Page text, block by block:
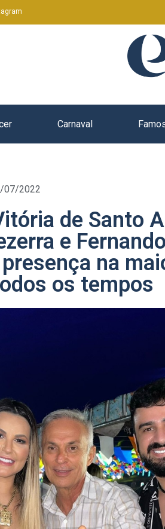
Carnaval
07/2022
de Santo
e
na
os tempos